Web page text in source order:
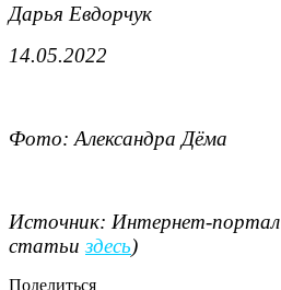
Дарья Евдорчук
14.05.2022
Фото: Александра Дёма
Источник: Интернет-портал
статьиздесь)
Поделиться